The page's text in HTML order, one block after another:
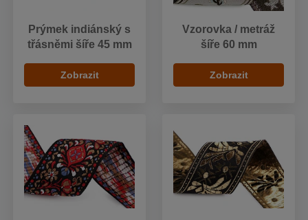
Prýmek indiánský s
třásněmi šíře 45 mm
Zobrazit
Vzorovka / metráž
šíře 60 mm
Zobrazit